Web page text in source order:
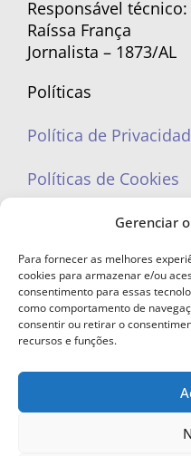
Gerenciar
Para fornecer as melhores
cookies para armazenar e/ou
consentimento para essas
como comportamento de
consentir ou retirar o
recursos e funções.
Responsável técnico:
Raíssa França
Jornalista – 1873/AL
Políticas
Política de
Políticas de Cookies
© Copyright 2023 - Todos os
parcial